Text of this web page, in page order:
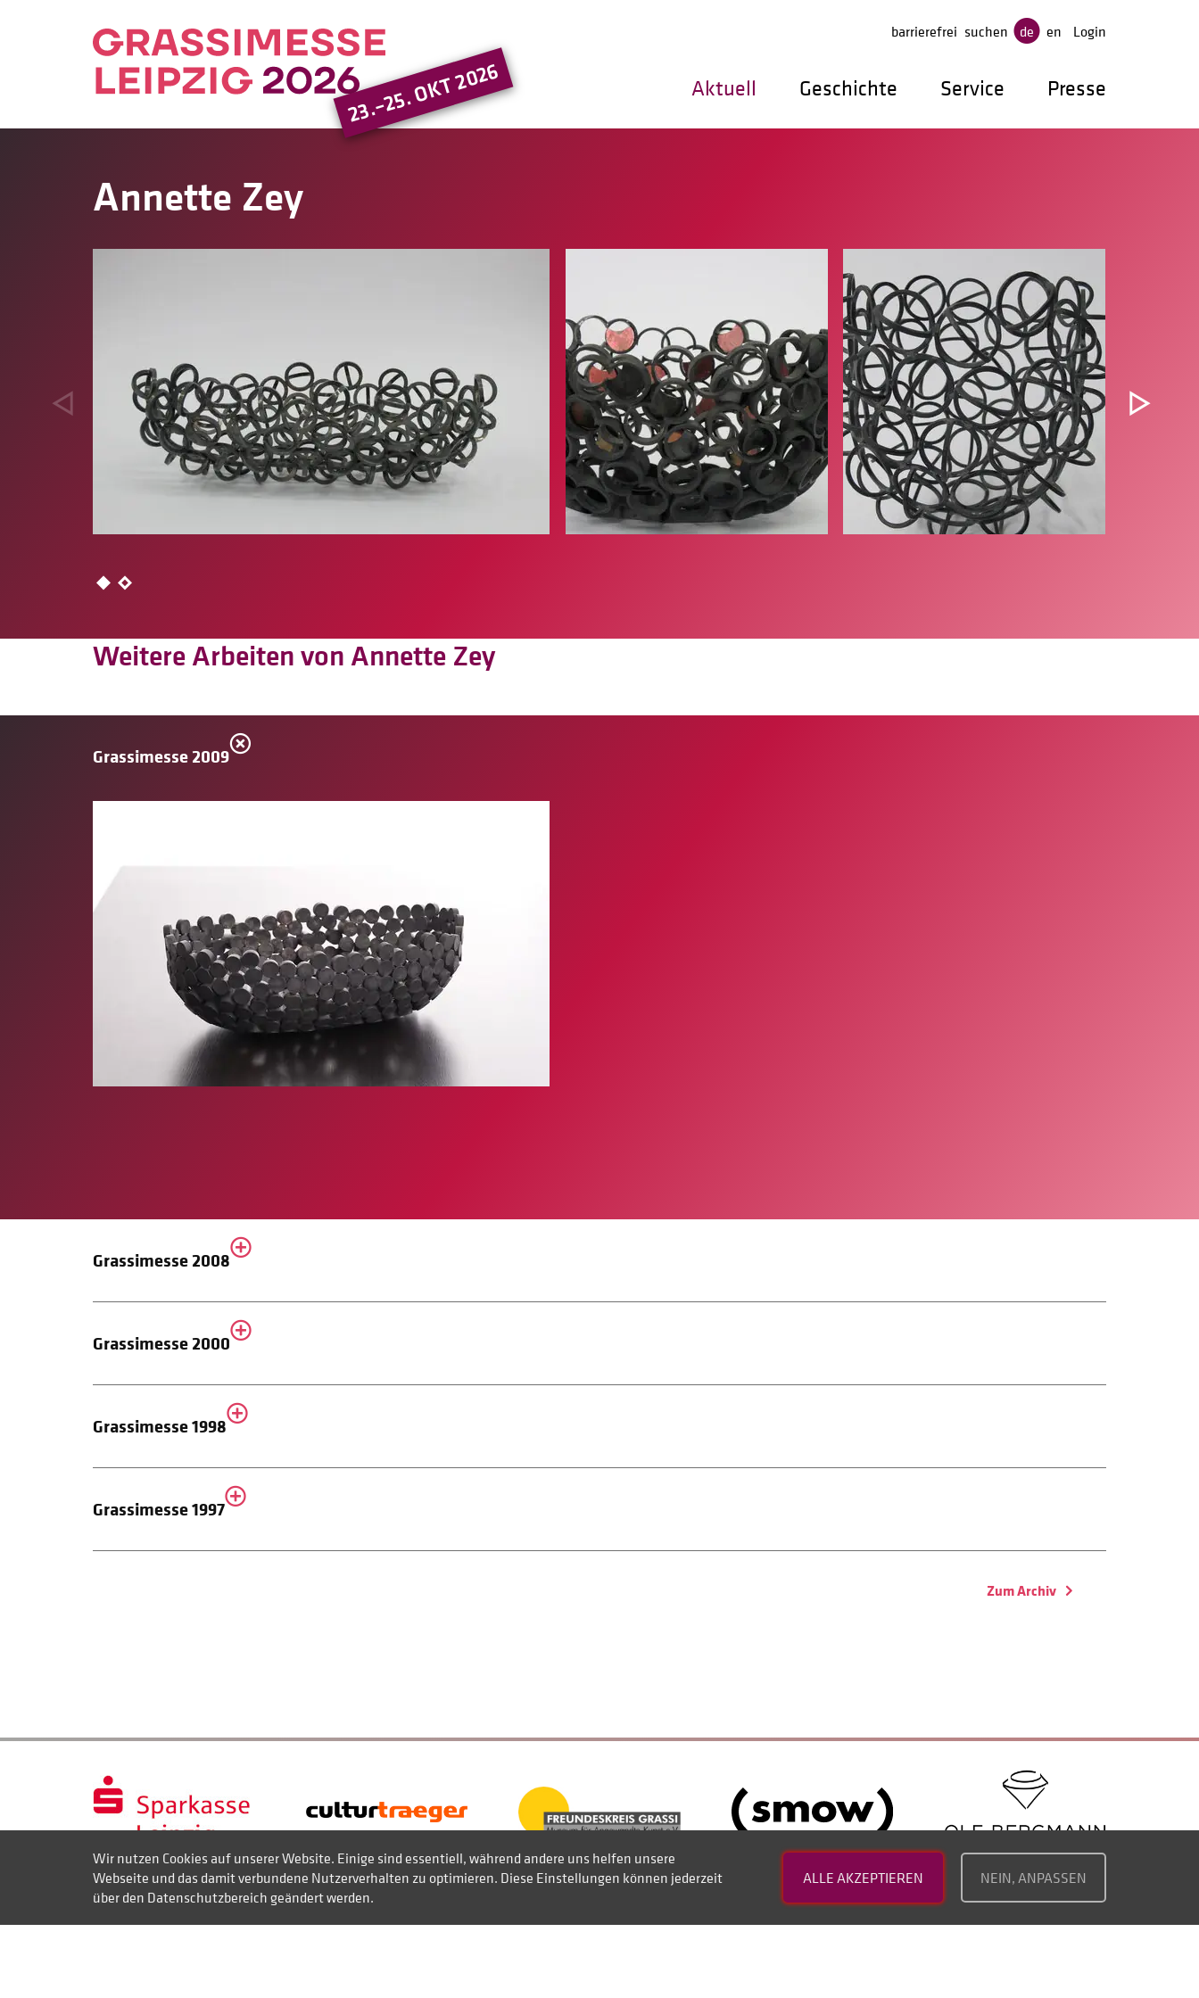
23.–25. OKT 2026
barrierefrei suchen de en Login
Aktuell Geschichte Service Presse
Annette Zey
Weitere Arbeiten von Annette Zey
Grassimesse 2009
Grassimesse 2008
Grassimesse 2000
Grassimesse 1998
Grassimesse 1997
Zum Archiv
Kontakt Datenschutz Impressum
Wir nutzen Cookies auf unserer Website. Einige sind essentiell, während andere uns helfen unsere
Webseite und das damit verbundene Nutzerverhalten zu optimieren. Diese Einstellungen können jederzeit
über den Datenschutzbereich geändert werden.
ALLE AKZEPTIEREN NEIN, ANPASSEN